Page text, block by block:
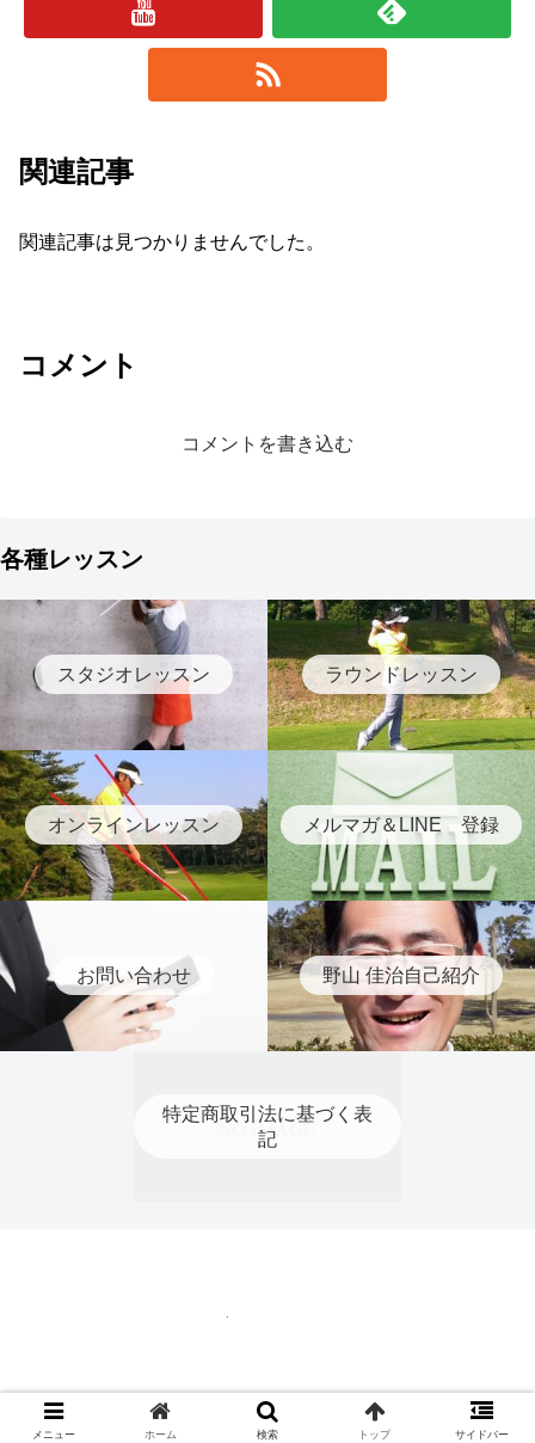
関連記事
関連記事は見つかりませんでした。
コメント
コメントを書き込む
各種レッスン
スタジオレッスン ラウンドレッスン
オンラインレッスン メルマガ＆LINE 登録
お問い合わせ 野山 佳治自己紹介
特定商取引法に基づく表
記
© 2020 ティーチングプロ 野山 佳治.
メニュー ホーム 検索 トップ サイドバー